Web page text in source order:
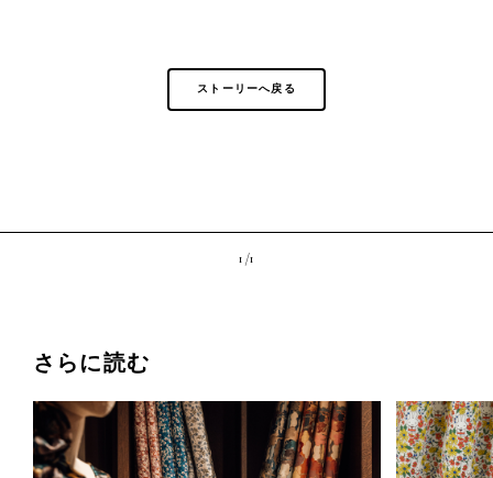
ストーリーへ戻る
1 /1
さらに読む